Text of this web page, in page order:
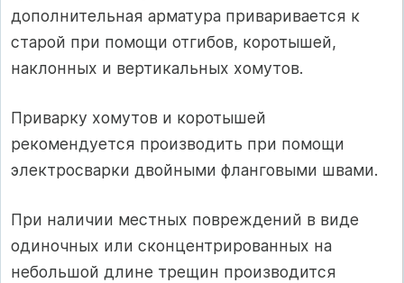
дополнительная арматура приваривается к
старой при помощи отгибов, коротышей,
наклонных и вертикальных хомутов.
Приварку хомутов и коротышей
рекомендуется производить при помощи
электросварки двойными фланговыми швами.
При наличии местных повреждений в виде
одиночных или сконцентрированных на
небольшой длине трещин производится